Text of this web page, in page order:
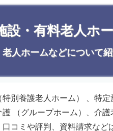
設・有料老人ホ
人ホームなどについて紹
別養護老人ホーム） 、特
（グループホーム）、介
コミや評判、資料請求など